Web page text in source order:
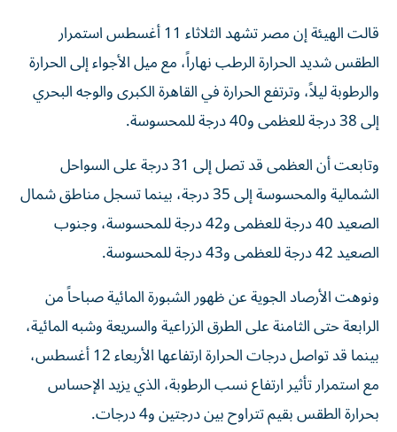
قالت الهيئة إن مصر تشهد الثلاثاء 11 أغسطس استمرار
الطقس شديد الحرارة الرطب نهاراً، مع ميل الأجواء إلى الحرارة
والرطوبة ليلاً، وترتفع الحرارة في القاهرة الكبرى والوجه البحري
إلى 38 درجة للعظمى و40 درجة للمحسوسة.
وتابعت أن العظمى قد تصل إلى 31 درجة على السواحل
الشمالية والمحسوسة إلى 35 درجة، بينما تسجل مناطق شمال
الصعيد 40 درجة للعظمى و42 درجة للمحسوسة، وجنوب
الصعيد 42 درجة للعظمى و43 درجة للمحسوسة.
ونوهت الأرصاد الجوية عن ظهور الشبورة المائية صباحاً من
الرابعة حتى الثامنة على الطرق الزراعية والسريعة وشبه المائية،
بينما قد تواصل درجات الحرارة ارتفاعها الأربعاء 12 أغسطس،
مع استمرار تأثير ارتفاع نسب الرطوبة، الذي يزيد الإحساس
بحرارة الطقس بقيم تتراوح بين درجتين و4 درجات.